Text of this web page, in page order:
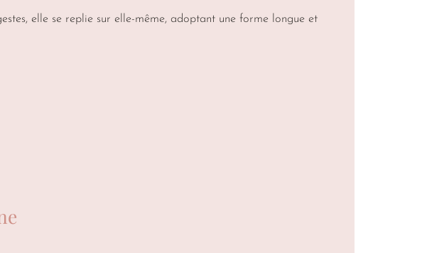
elle se replie sur elle-même, adoptant une forme longue et